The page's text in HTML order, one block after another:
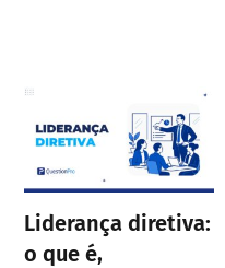
Liderança diretiva:
o que é,